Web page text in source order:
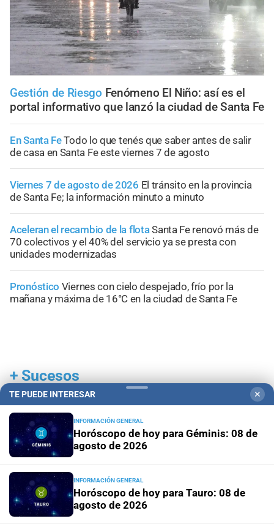
Gestión de Riesgo Fenómeno El Niño: así es el
portal informativo que lanzó la ciudad de Santa Fe
En Santa FeTodo lo que tenés que saber antes de salir
de casa en Santa Fe este viernes 7 de agosto
Viernes 7 de agosto de 2026 El tránsito en la provincia
de Santa Fe; la información minuto a minuto
Aceleran el recambio de la flotaSanta Fe renovó más de
70 colectivos y el 40% del servicio ya se presta con
unidades modernizadas
Pronóstico Viernes con cielo despejado, frío por la
mañana y máxima de 16°C en la ciudad de Santa Fe
+Sucesos
TE PUEDE INTERESAR ✕
INFORMACIÓN GENERAL
Horóscopo de hoy para Géminis: 08 de
agosto de 2026
INFORMACIÓN GENERAL
Horóscopo de hoy para Tauro: 08 de
agosto de 2026